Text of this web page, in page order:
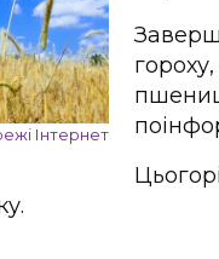
Інтернет